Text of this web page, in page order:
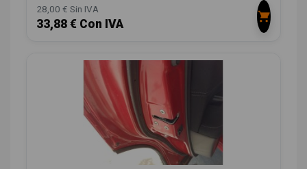
28,00 € Sin IVA
33,88 € Con IVA